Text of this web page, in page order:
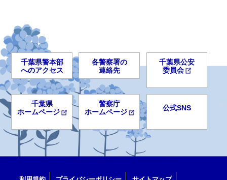
千葉県警本部
へのアクセス
各警察署の
連絡先
千葉県公安
委員会
千葉県
ホームページ
警察庁
ホームページ
公式SNS